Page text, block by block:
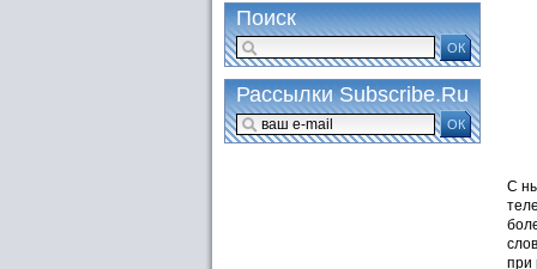
С
при
Поиск
ОК
Рассылки Subscribe.Ru
ОК